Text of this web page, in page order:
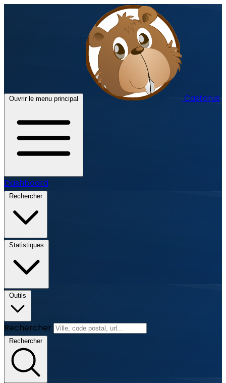
Ouvrir le menu principal Castorus
Dashboard
Rechercher
Statistiques
Outils
Rechercher
Rechercher